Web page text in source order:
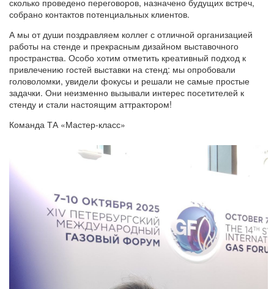
сколько проведено переговоров, назначено будущих встреч,
собрано контактов потенциальных клиентов.
А мы от души поздравляем коллег с отличной организацией
работы на стенде и прекрасным дизайном выставочного
пространства. Особо хотим отметить креативный подход к
привлечению гостей выставки на стенд: мы опробовали
головоломки, увидели фокусы и решали не самые простые
задачки. Они неизменно вызывали интерес посетителей к
стенду и стали настоящим аттрактором!
Команда ТА «Мастер-класс»